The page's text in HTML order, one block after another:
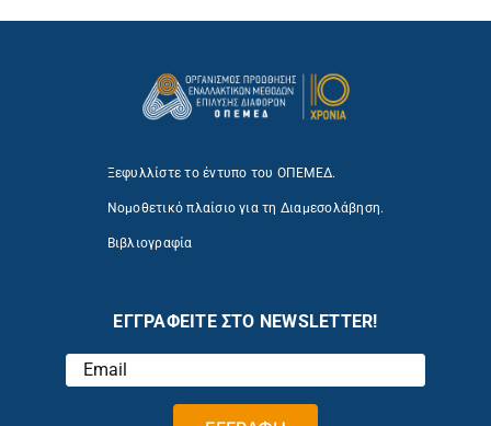
Ξεφυλλίστε το έντυπο του ΟΠΕΜΕΔ.
Νομοθετικό πλαίσιο για τη Διαμεσολάβηση.
Βιβλιογραφία
ΕΓΓΡΑΦΕΙΤΕ ΣΤΟ NEWSLETTER!